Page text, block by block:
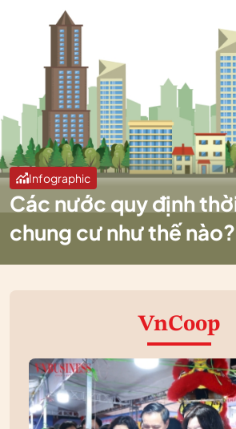
Infographic
Các nước quy định
chung cư như thế nào?
VnCoop